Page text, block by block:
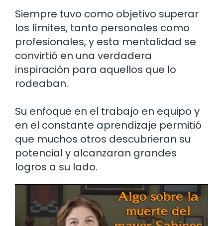
Siempre tuvo como objetivo superar
los límites, tanto personales como
profesionales, y esta mentalidad se
convirtió en una verdadera
inspiración para aquellos que lo
rodeaban.
Su enfoque en el trabajo en equipo y
en el constante aprendizaje permitió
que muchos otros descubrieran su
potencial y alcanzaran grandes
logros a su lado.